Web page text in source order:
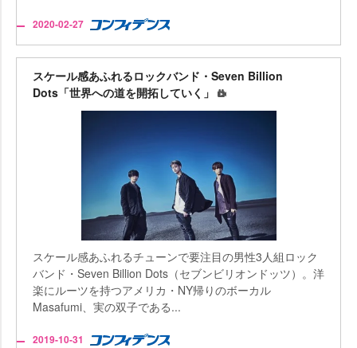
2020-02-27
スケール感あふれるロックバンド・Seven Billion
Dots「世界への道を開拓していく」
スケール感あふれるチューンで要注目の男性3人組ロック
バンド・Seven Billion Dots（セブンビリオンドッツ）。洋
楽にルーツを持つアメリカ・NY帰りのボーカル
Masafumi、実の双子である...
2019-10-31